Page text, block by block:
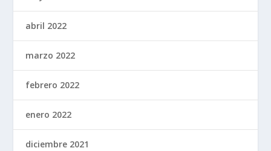
abril 2022
marzo 2022
febrero 2022
enero 2022
diciembre 2021